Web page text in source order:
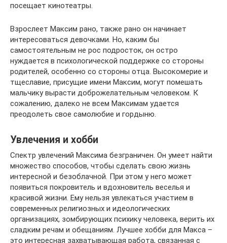
посещает кинотеатры.
Взрослеет Максим рано, также рано он начинает
интересоваться девочками. Но, каким бы
самостоятельным не рос подросток, он остро
нуждается в психологической поддержке со стороны
родителей, особенно со стороны отца. Высокомерие и
тщеславие, присущие имени Максим, могут помешать
мальчику вырасти доброжелательным человеком. К
сожалению, далеко не всем Максимам удается
преодолеть свое самолюбие и гордыню.
Увлечения и хобби
Спектр увлечений Максима безграничен. Он умеет найти
множество способов, чтобы сделать свою жизнь
интересной и безоблачной. При этом у него может
появиться покровитель и вдохновитель веселья и
красивой жизни. Ему нельзя увлекаться участием в
современных религиозных и идеологических
организациях, зомбирующих психику человека, верить их
сладким речам и обещаниям. Лучшее хобби для Макса –
это интересная захватывающая работа, связанная с